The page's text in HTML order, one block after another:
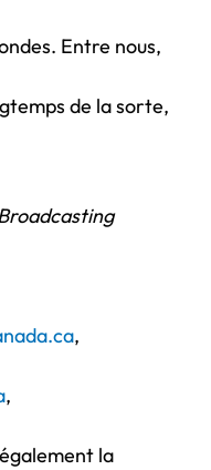
Entre nous,
de la sorte,
,
,
la